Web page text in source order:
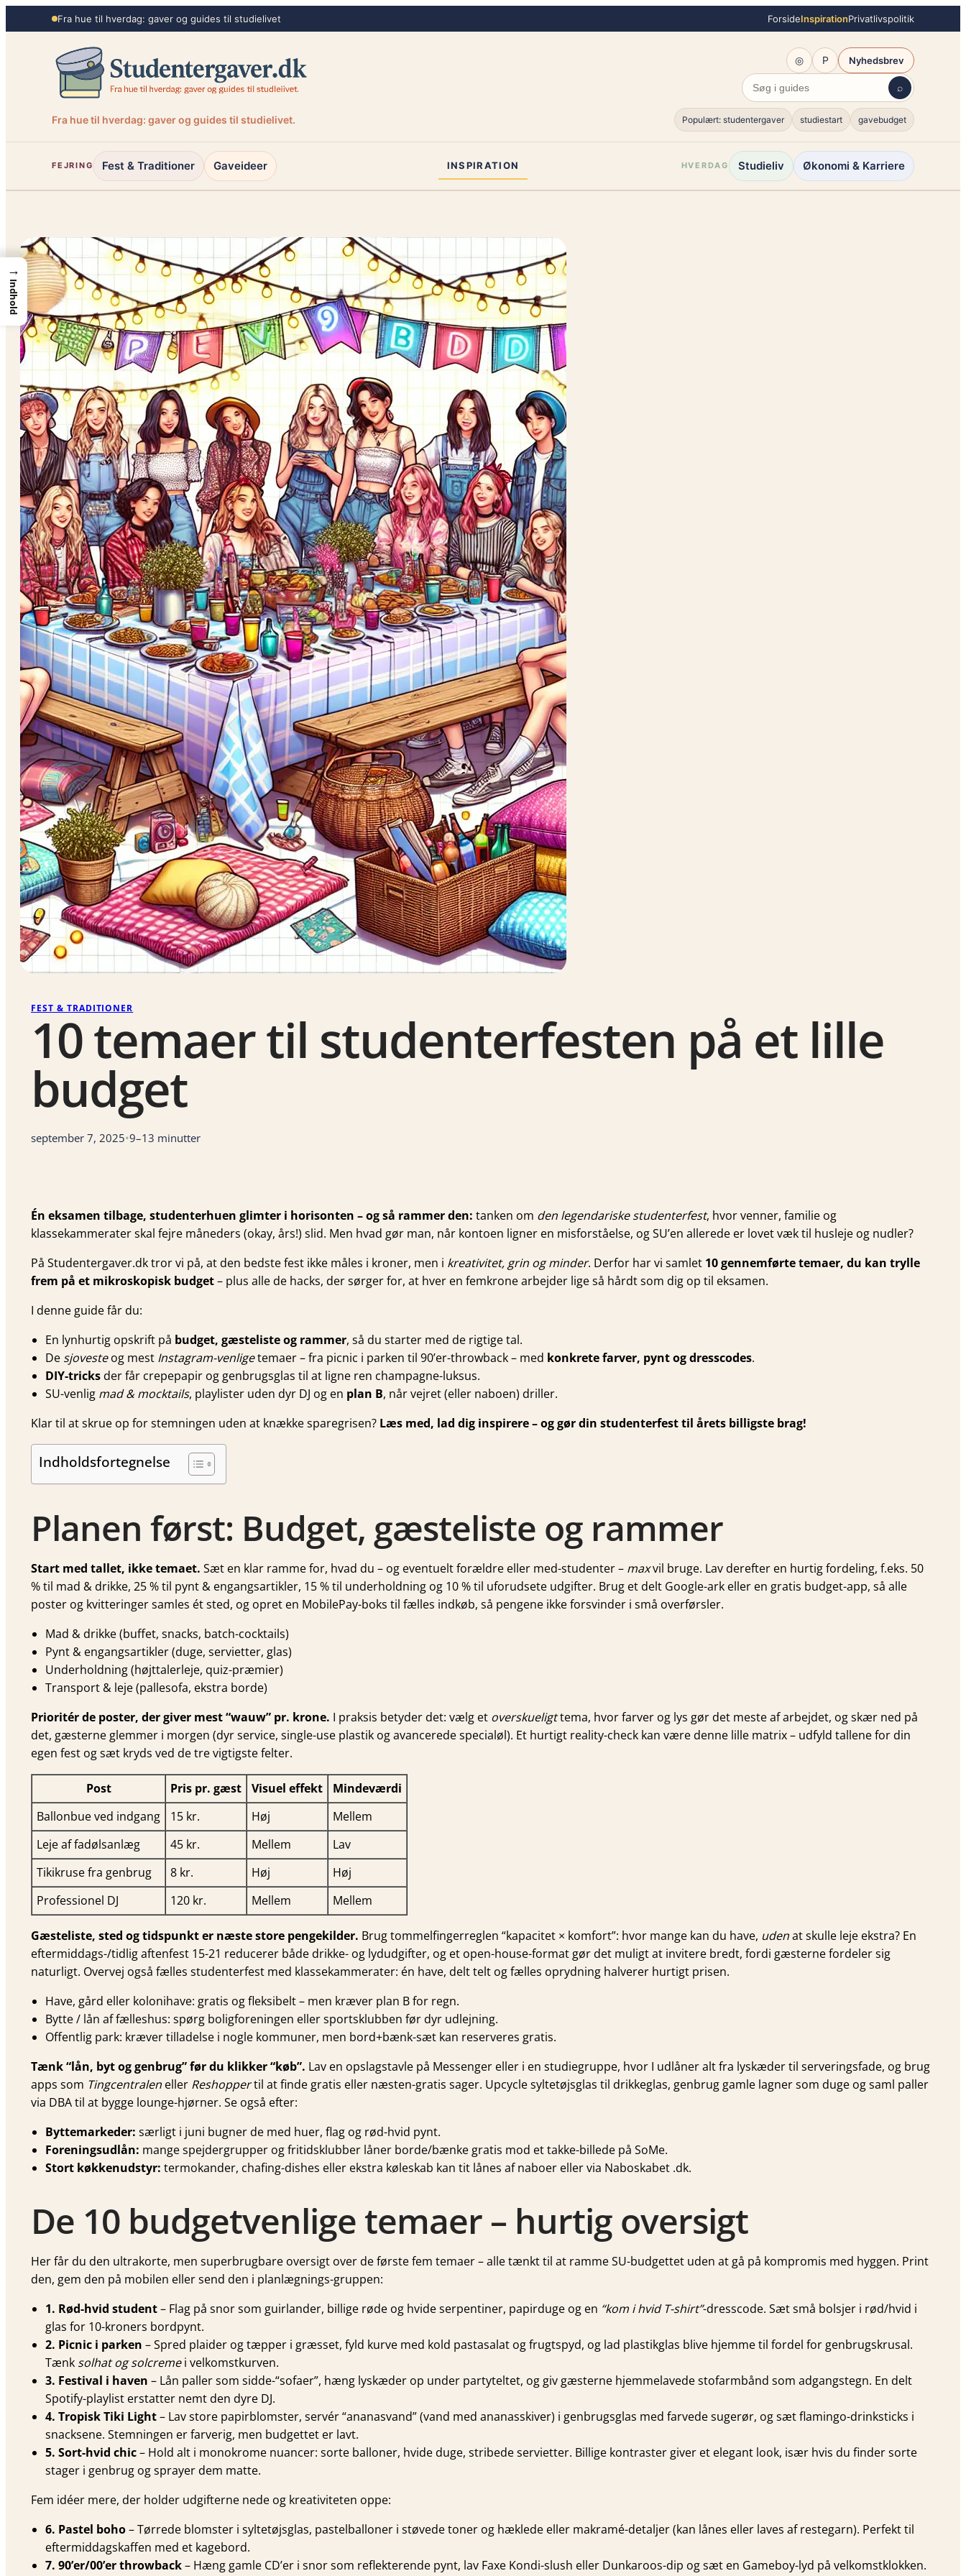
til
Fra hue til hverdag: gaver og guides til studielivet ForsideInspirationPrivatlivspolitik
◎ P Nyhedsbrev
⌕
Fra hue til hverdag: gaver og guides til studielivet. Populært: studentergaver studiestart gavebudget
FEJRING Fest & Traditioner Gaveideer INSPIRATION HVERDAG Studieliv Økonomi & Karriere
FEST & TRADITIONER
10 temaer til studenterfesten på et lille
budget
september 7, 2025•9–13 minutter
Én eksamen tilbage, studenterhuen glimter i horisonten – og så rammer den: tanken om den legendariske studenterfest, hvor venner, familie og
klassekammerater skal fejre måneders (okay, års!) slid. Men hvad gør man, når kontoen ligner en misforståelse, og SU’en allerede er lovet væk til husleje og nudler?
På Studentergaver.dk tror vi på, at den bedste fest ikke måles i kroner, men i kreativitet, grin og minder. Derfor har vi samlet 10 gennemførte temaer, du kan trylle
frem på et mikroskopisk budget– plus alle de hacks, der sørger for, at hver en femkrone arbejder lige så hårdt som dig op til eksamen.
I denne guide får du:
En lynhurtig opskrift på budget, gæsteliste og rammer, så du starter med de rigtige tal.
De sjovesteog mest Instagram-venligetemaer – fra picnic i parken til 90’er-throwback – med konkrete farver, pynt og dresscodes.
DIY-tricksder får crepepapir og genbrugsglas til at ligne ren champagne-luksus.
SU-venlig mad & mocktails, playlister uden dyr DJ og en plan B, når vejret (eller naboen) driller.
Klar til at skrue op for stemningen uden at knække sparegrisen? Læs med, lad dig inspirere – og gør din studenterfest til årets billigste brag!
Indholdsfortegnelse
Planen først: Budget, gæsteliste og rammer
Start med tallet, ikke temaet. Sæt en klar ramme for, hvad du – og eventuelt forældre eller med-studenter – maxvil bruge. Lav derefter en hurtig fordeling, f.eks. 50
% til mad & drikke, 25 % til pynt & engangsartikler, 15 % til underholdning og 10 % til uforudsete udgifter. Brug et delt Google-ark eller en gratis budget-app, så alle
poster og kvitteringer samles ét sted, og opret en MobilePay-boks til fælles indkøb, så pengene ikke forsvinder i små overførsler.
Mad & drikke (buffet, snacks, batch-cocktails)
Pynt & engangsartikler (duge, servietter, glas)
Underholdning (højttalerleje, quiz-præmier)
Transport & leje (pallesofa, ekstra borde)
Prioritér de poster, der giver mest “wauw” pr. krone. I praksis betyder det: vælg et overskueligttema, hvor farver og lys gør det meste af arbejdet, og skær ned på
det, gæsterne glemmer i morgen (dyr service, single-use plastik og avancerede specialøl). Et hurtigt reality-check kan være denne lille matrix – udfyld tallene for din
egen fest og sæt kryds ved de tre vigtigste felter.
Post Pris pr. gæst Visuel effekt
Mindeværdi
Ballonbue ved indgang
15 kr. Høj
Mellem
Leje af fadølsanlæg
45 kr. Mellem
Lav
Tikikruse fra genbrug
8 kr. Høj
Høj
Professionel DJ
120 kr. Mellem Mellem
Gæsteliste, sted og tidspunkt er næste store pengekilder. Brug tommelfingerreglen “kapacitet × komfort”: hvor mange kan du have, udenat skulle leje ekstra? En
eftermiddags-/tidlig aftenfest 15-21 reducerer både drikke- og lydudgifter, og et open-house-format gør det muligt at invitere bredt, fordi gæsterne fordeler sig
naturligt. Overvej også fælles studenterfest med klassekammerater: én have, delt telt og fælles oprydning halverer hurtigt prisen.
Have, gård eller kolonihave: gratis og fleksibelt – men kræver plan B for regn.
Bytte / lån af fælleshus: spørg boligforeningen eller sportsklubben før dyr udlejning.
Offentlig park: kræver tilladelse i nogle kommuner, men bord+bænk-sæt kan reserveres gratis.
Tænk “lån, byt og genbrug” før du klikker “køb”. Lav en opslagstavle på Messenger eller i en studiegruppe, hvor I udlåner alt fra lyskæder til serveringsfade, og brug
apps som Tingcentralen eller Reshoppertil at finde gratis eller næsten-gratis sager. Upcycle syltetøjsglas til drikkeglas, genbrug gamle lagner som duge og saml paller
via DBA til at bygge lounge-hjørner. Se også efter:
Byttemarkeder: særligt i juni bugner de med huer, flag og rød-hvid pynt.
Foreningsudlån: mange spejdergrupper og fritidsklubber låner borde/bænke gratis mod et takke-billede på SoMe.
Stort køkkenudstyr: termokander, chafing-dishes eller ekstra køleskab kan tit lånes af naboer eller via Naboskabet .dk.
De 10 budgetvenlige temaer – hurtig oversigt
Her får du den ultrakorte, men superbrugbare oversigt over de første fem temaer – alle tænkt til at ramme SU-budgettet uden at gå på kompromis med hyggen. Print
den, gem den på mobilen eller send den i planlægnings-gruppen:
1. Rød-hvid student– Flag på snor som guirlander, billige røde og hvide serpentiner, papirduge og en “kom i hvid T-shirt”-dresscode. Sæt små bolsjer i rød/hvid i
glas for 10-kroners bordpynt.
2. Picnic i parken – Spred plaider og tæpper i græsset, fyld kurve med kold pastasalat og frugtspyd, og lad plastikglas blive hjemme til fordel for genbrugskrusal.
Tænk solhat og solcremei velkomstkurven.
3. Festival i haven – Lån paller som sidde-“sofaer”, hæng lyskæder op under partyteltet, og giv gæsterne hjemmelavede stofarmbånd som adgangstegn. En delt
Spotify-playlist erstatter nemt den dyre DJ.
4. Tropisk Tiki Light– Lav store papirblomster, servér “ananasvand” (vand med ananasskiver) i genbrugsglas med farvede sugerør, og sæt flamingo-drinksticks i
snacksene. Stemningen er farverig, men budgettet er lavt.
5. Sort-hvid chic– Hold alt i monokrome nuancer: sorte balloner, hvide duge, stribede servietter. Billige kontraster giver et elegant look, især hvis du finder sorte
stager i genbrug og sprayer dem matte.
Fem idéer mere, der holder udgifterne nede og kreativiteten oppe:
6. Pastel boho– Tørrede blomster i syltetøjsglas, pastelballoner i støvede toner og hæklede eller makramé-detaljer (kan lånes eller laves af restegarn). Perfekt til
eftermiddagskaffen med et kagebord.
7. 90’er/00’er throwback– Hæng gamle CD’er i snor som reflekterende pynt, lav Faxe Kondi-slush eller Dunkaroos-dip og sæt en Gameboy-lyd på velkomstklokken.
→
Indhold